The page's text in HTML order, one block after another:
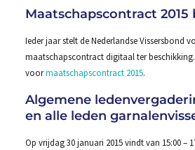
Maatschapscontract 2015
Ieder jaar stelt de Nederlandse Vissersbond
maatschapscontract digitaal ter
voormaatschapscontract 2015.
Algemene
en alle leden
Op vrijdag 30 januari 2015 vindt van 15:00 –